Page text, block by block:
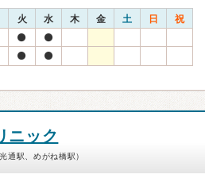
火 水 木 金 土 日 祝
ニック
通駅、めがね橋駅）